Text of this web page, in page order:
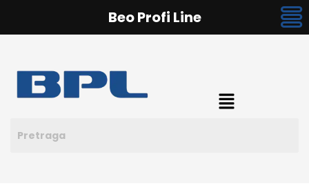
Beo Profi Line